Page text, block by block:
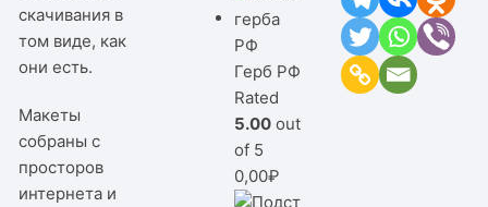
скачивания в
том виде, как
они есть.
Макеты
собраны с
просторов
интернета и
Герб РФ
Rated
5.00 out
of 5
0,00₽